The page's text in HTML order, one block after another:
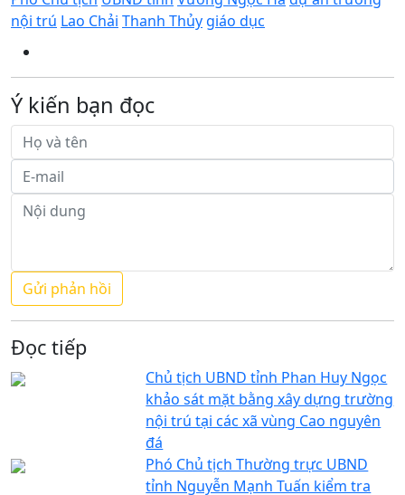
nội trú Lao Chải Thanh Thủy giáo dục
Ý kiến bạn đọc
Đọc tiếp
Chủ tịch UBND tỉnh Phan Huy Ngọc
khảo sát mặt bằng xây dựng trường
nội trú tại các xã vùng Cao nguyên
đá
Phó Chủ tịch Thường trực UBND
tỉnh Nguyễn Mạnh Tuấn kiểm tra